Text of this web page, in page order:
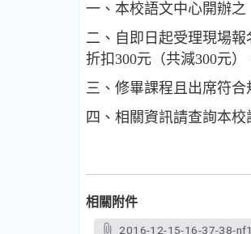
一、本校語文中心開辦之
二、自即日起受理現場
折扣300元（共減300元）
三、修畢課程且出席符
四、相關資訊請查詢本校
相關附件
2016-12-15-16-37-38-